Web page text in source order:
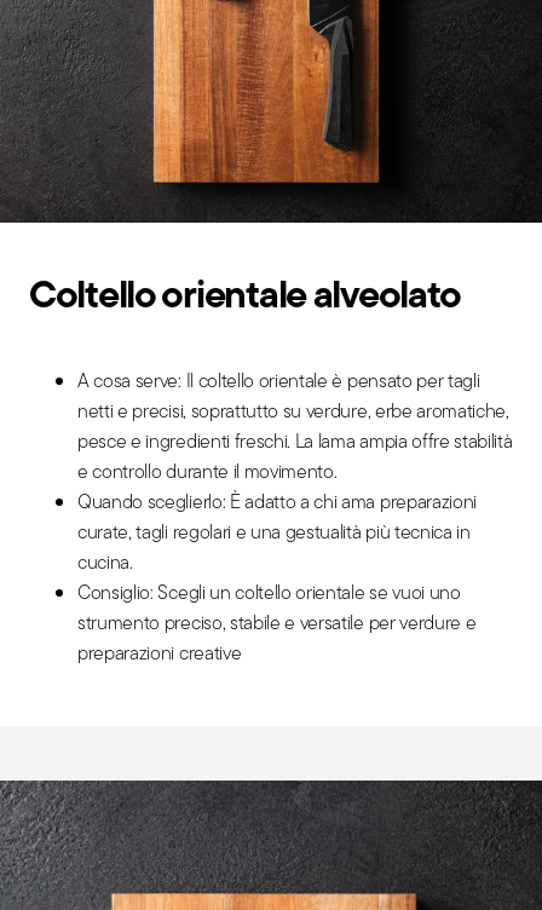
Coltello orientale alveolato
A cosa serve: Il coltello orientale è pensato per tagli
netti e precisi, soprattutto su verdure, erbe aromatiche,
pesce e ingredienti freschi. La lama ampia offre stabilità
e controllo durante il movimento.
Quando sceglierlo: È adatto a chi ama preparazioni
curate, tagli regolari e una gestualità più tecnica in
cucina.
Consiglio: Scegli un coltello orientale se vuoi uno
strumento preciso, stabile e versatile per verdure e
preparazioni creative